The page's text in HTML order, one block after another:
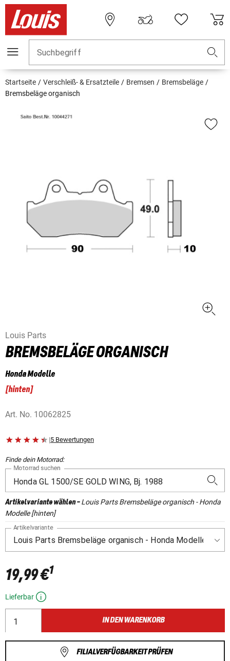
Suchbegriff
Startseite Verschleiß- & Ersatzteile Bremsen
Bremsbeläge
Bremsbeläge organisch
Louis Parts
BREMSBELÄGE ORGANISCH
Honda Modelle
[hinten]
Art. No. 10062825
|5 Bewertungen
Finde dein Motorrad:
Motorrad suchen
Artikelvariante wählen-Louis Parts Bremsbeläge organisch - Honda
Modelle [hinten]
Artikelvariante
19,99 €1
Lieferbar
IN DEN WARENKORB
FILIALVERFÜGBARKEIT PRÜFEN